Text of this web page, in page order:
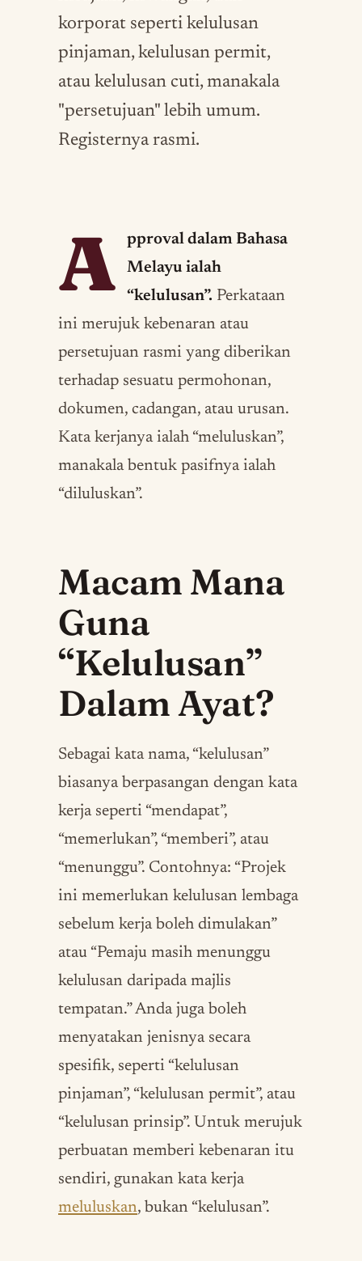
korporat seperti kelulusan
pinjaman, kelulusan permit,
atau kelulusan cuti, manakala
"persetujuan" lebih umum.
Registernya rasmi.
A
pproval dalam Bahasa
Melayu ialah
“kelulusan”. Perkataan
ini merujuk kebenaran atau
persetujuan rasmi yang diberikan
terhadap sesuatu permohonan,
dokumen, cadangan, atau urusan.
Kata kerjanya ialah “meluluskan”,
manakala bentuk pasifnya ialah
“diluluskan”.
Macam Mana
Guna
“Kelulusan”
Dalam Ayat?
Sebagai kata nama, “kelulusan”
biasanya berpasangan dengan kata
kerja seperti “mendapat”,
“memerlukan”, “memberi”, atau
“menunggu”. Contohnya: “Projek
ini memerlukan kelulusan lembaga
sebelum kerja boleh dimulakan”
atau “Pemaju masih menunggu
kelulusan daripada majlis
tempatan.” Anda juga boleh
menyatakan jenisnya secara
spesifik, seperti “kelulusan
pinjaman”, “kelulusan permit”, atau
“kelulusan prinsip”. Untuk merujuk
perbuatan memberi kebenaran itu
sendiri, gunakan kata kerja
meluluskan, bukan “kelulusan”.